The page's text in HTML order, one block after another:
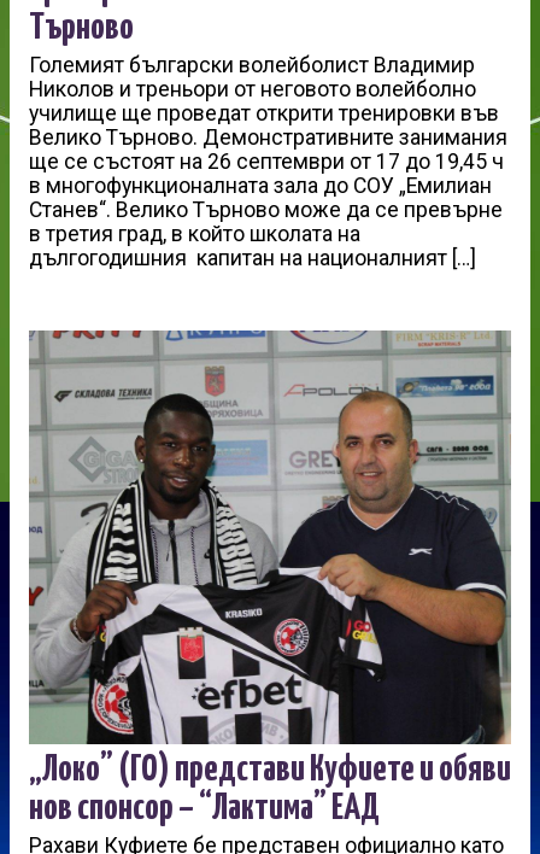
Търново
Големият български волейболист Владимир
Николов и треньори от неговото волейболно
училище ще проведат открити тренировки във
Велико Търново. Демонстративните занимания
ще се състоят на 26 септември от 17 до 19,45 ч
в многофункционалната зала до СОУ „Емилиан
Станев“. Велико Търново може да се превърне
в третия град, в който школата на
дългогодишния капитан на националният […]
„Локо” (ГО) представи Куфиете и обяви
нов спонсор – “Лактима” ЕАД
Рахави Куфиете бе представен официално като